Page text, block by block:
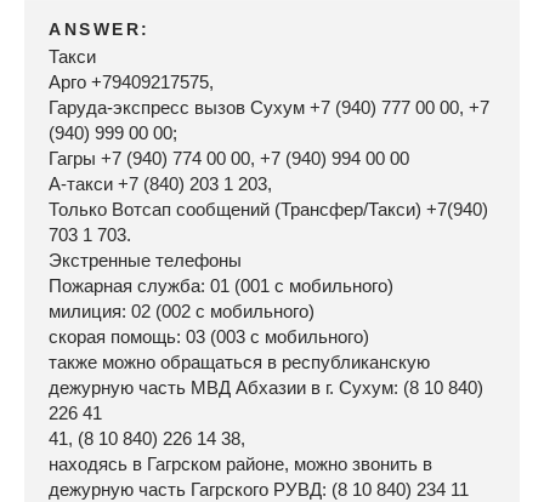
ANSWER:
Такси
Арго +79409217575,
Гаруда-экспресс вызов Сухум +7 (940) 777 00 00, +7
(940) 999 00 00;
Гагры +7 (940) 774 00 00, +7 (940) 994 00 00
А-такси +7 (840) 203 1 203,
Только Вотсап сообщений (Трансфер/Такси) +7(940)
703 1 703.
Экстренные телефоны
Пожарная служба: 01 (001 с мобильного)
милиция: 02 (002 с мобильного)
скорая помощь: 03 (003 с мобильного)
также можно обращаться в республиканскую
дежурную часть МВД Абхазии в г. Сухум: (8 10 840)
226 41
41, (8 10 840) 226 14 38,
находясь в Гагрском районе, можно звонить в
дежурную часть Гагрского РУВД: (8 10 840) 234 11